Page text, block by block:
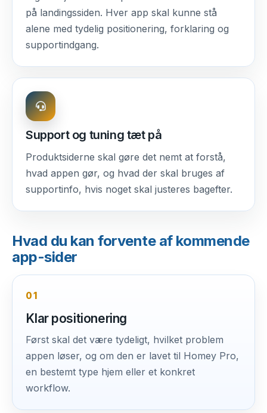
på landingssiden. Hver app skal kunne stå
alene med tydelig positionering, forklaring og
supportindgang.
Support og tuning tæt på
Produktsiderne skal gøre det nemt at forstå,
hvad appen gør, og hvad der skal bruges af
supportinfo, hvis noget skal justeres bagefter.
Hvad du kan forvente af kommende
app-sider
01
Klar positionering
Først skal det være tydeligt, hvilket problem
appen løser, og om den er lavet til Homey Pro,
en bestemt type hjem eller et konkret
workflow.